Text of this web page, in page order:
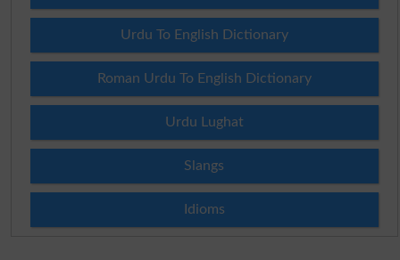
Urdu To English Dictionary
Roman Urdu To English Dictionary
Urdu Lughat
Slangs
Idioms